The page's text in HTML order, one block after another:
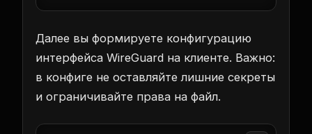
Далее вы формируете конфигурацию
интерфейса WireGuard на клиенте. Важно:
в конфиге не оставляйте лишние секреты
и ограничивайте права на файл.